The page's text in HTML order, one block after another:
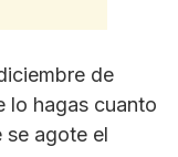
de
lo hagas cuanto
se agote el